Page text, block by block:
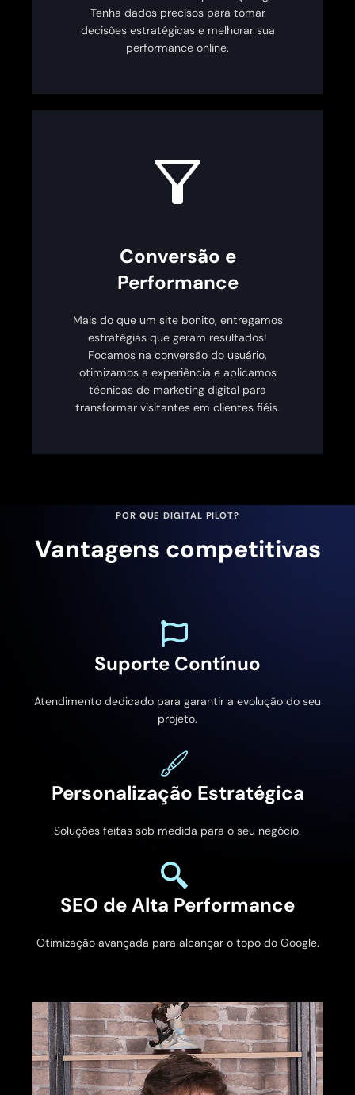
Tenha dados precisos para tomar
decisões estratégicas e melhorar sua
performance online.
Conversão e
Performance
Mais do que um site bonito, entregamos
estratégias que geram resultados!
Focamos na conversão do usuário,
otimizamos a experiência e aplicamos
técnicas de marketing digital para
transformar visitantes em clientes fiéis.
POR QUE DIGITAL PILOT?
Vantagens competitivas
Suporte Contínuo
Atendimento dedicado para garantir a evolução do seu
projeto.
Personalização Estratégica
Soluções feitas sob medida para o seu negócio.
SEO de Alta Performance
Otimização avançada para alcançar o topo do Google.